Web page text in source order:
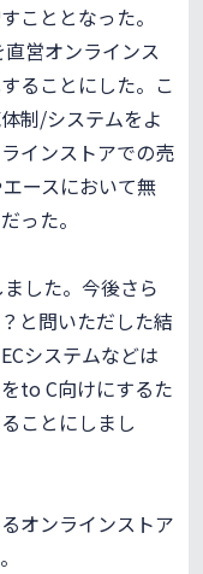
こととなった。
営オンラインス
ることにした。こ
制/システムをよ
インストアでの売
ースにおいて無
った。
ました。今後さら
と問いただした結
システムなどは
to C向けにするた
ことにしまし
オンラインストア